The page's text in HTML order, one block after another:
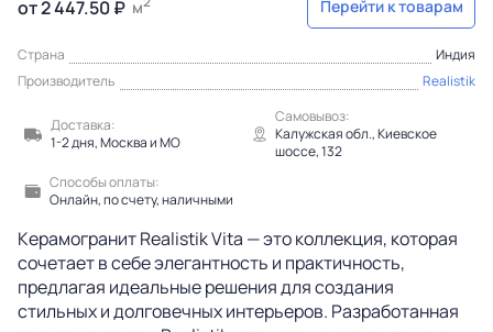
от 2 447.50 ₽ м Перейти к товарам
Страна
Индия
Производитель
Realistik
Доставка:
1-2 дня, Москва и МО
Самовывоз:
Калужская обл., Киевское
шоссе, 132
Способы оплаты:
Онлайн, по счету, наличными
Керамогранит Realistik Vita — это коллекция, которая
сочетает в себе элегантность и практичность,
предлагая идеальные решения для создания
стильных и долговечных интерьеров. Разработанная